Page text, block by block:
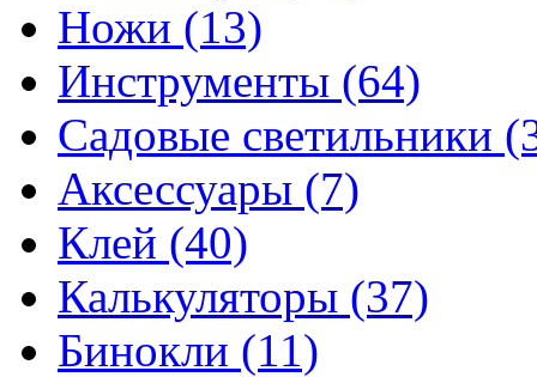
Ножи (13)
Инструменты (64)
Садовые светильники
Аксессуары (7)
Клей (40)
Калькуляторы (37)
Бинокли (11)